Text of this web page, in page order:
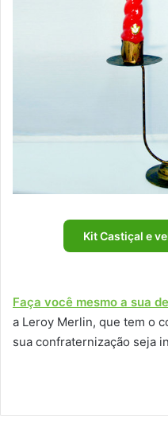
Kit Castiçal e
Faça você mesmo a sua
a Leroy Merlin, que tem o
sua confraternização seja